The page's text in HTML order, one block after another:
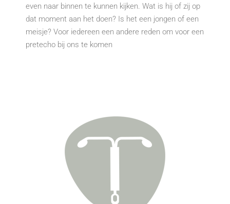
even naar binnen te kunnen kijken. Wat is hij of zij op
dat moment aan het doen? Is het een jongen of een
meisje? Voor iedereen een andere reden om voor een
pretecho bij ons te komen